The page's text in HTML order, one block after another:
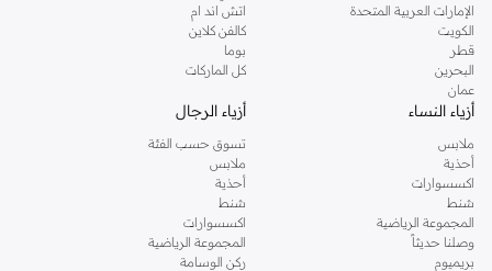
دوروثي بيركنز الشهيرة. تصفحي المجموعة كاملة في متجر دوروثي بيركنز اون لاين او
استخدمي القائمة لتحديد تجربة تسوق دوروثي بيركنز اون لاين. خدمة التوصيل السريعة
والدعم الاستثنائي يضمن لك تجربة تسوق ممتعة دائما مع نمشي.
الإمارات العربية المتحدة
الكويت
قطر
البحرين
عمان
اتش اند ام
كالفن كلاين
بوما
كل الماركات
أزياء النساء
ملابس
أحذية
اكسسوارات
شنط
المجموعة الرياضية
وصلنا حديثاً
بريميوم
أزياء الرجال
تسوق حسب الفئة
ملابس
أحذية
شنط
اكسسوارات
المجموعة الرياضية
ركن الوسامة